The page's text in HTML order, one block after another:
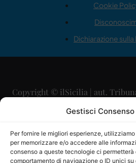
Gestisci Consenso
Per fornire le migliori esperienze,
per memorizzare e/o accedere alle
consenso a queste tecnologie ci permetterà
comportamento di navigazione o ID unici su
Cookie
Dichiarazione sulla
Copyright © ilSicilia | aut.
29/09/2015
Direttore Editoriale: